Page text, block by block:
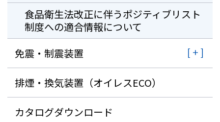
⾷品衛⽣法改正に伴うポジティブリスト
制度への適合情報について
免震・制震装置
排煙・換気装置（オイレスECO）
カタログダウンロード